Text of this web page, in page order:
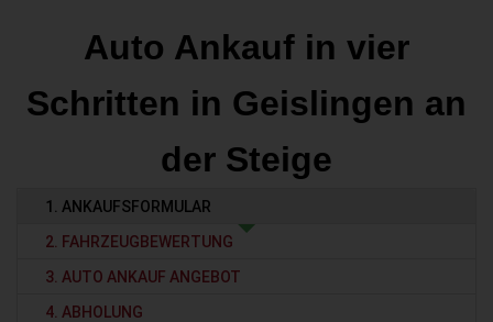
Auto Ankauf in vier
Schritten in Geislingen an
der Steige
1. ANKAUFSFORMULAR
2. FAHRZEUGBEWERTUNG
3. AUTO ANKAUF ANGEBOT
4. ABHOLUNG